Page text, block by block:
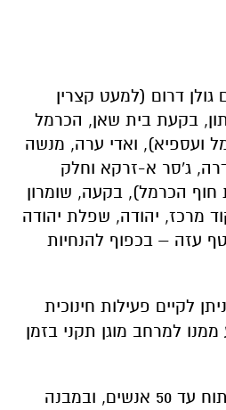
גולן דרום (למעט קצרין
בקעת בית שאן, הכרמל
ועספיא), ואדי ערה, מנשה
ג'סר א-זרקא וחלק
חוף הכרמל), בקעה, שומרון
מרכז, יהודה, שפלת יהודה
עזה – בכפוף להנחיות
ניתן לקיים פעילות חינוכית
למרחב מוגן תקני בזמן
בשטח פתוח עד 50 אנשים, ובמבנה